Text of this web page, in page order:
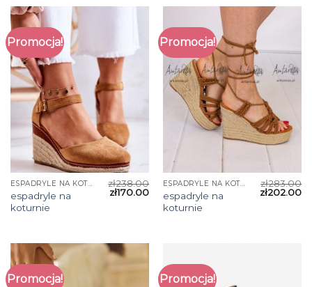
Promocja!
ESPADRYLE NA KOTURNIE
espadryle na
koturnie
zł238.00
zł170.00
Promocja!
ESPADRYLE NA KOTURNIE
espadryle na
koturnie
zł283.00
zł202.00
Promocja! Promocja!